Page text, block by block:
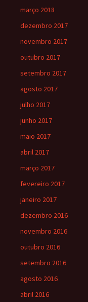
março 2018
dezembro 2017
novembro 2017
outubro 2017
setembro 2017
agosto 2017
julho 2017
junho 2017
maio 2017
abril 2017
março 2017
fevereiro 2017
janeiro 2017
dezembro 2016
novembro 2016
outubro 2016
setembro 2016
agosto 2016
abril 2016